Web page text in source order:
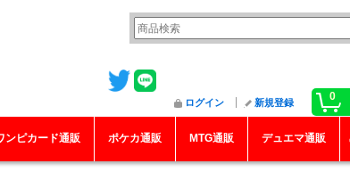
0
ログイン 新規登録
ンピカード通販 ポケカ通販 MTG通販 デュエマ通販